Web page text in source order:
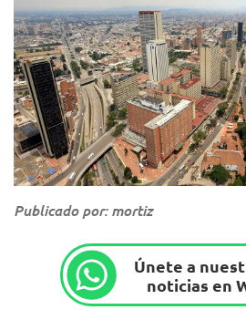
Publicado por: mortiz
Únete a
noticias en